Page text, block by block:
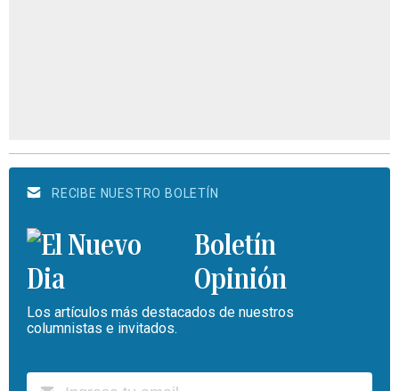
RECIBE NUESTRO BOLETÍN
Boletín
Opinión
Los artículos más destacados de nuestros
columnistas e invitados.